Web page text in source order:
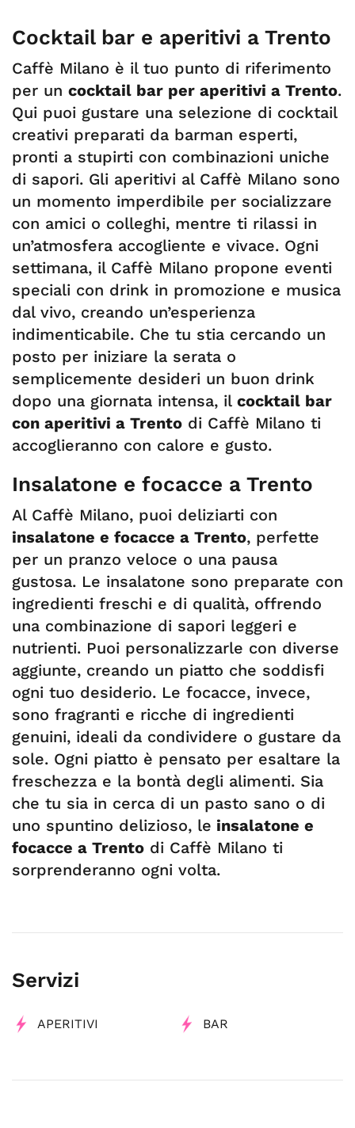
Cocktail bar e aperitivi a Trento
Caffè Milano è il tuo punto di riferimento
per un cocktail bar per aperitivi a Trento.
Qui puoi gustare una selezione di cocktail
creativi preparati da barman esperti,
pronti a stupirti con combinazioni uniche
di sapori. Gli aperitivi al Caffè Milano sono
un momento imperdibile per socializzare
con amici o colleghi, mentre ti rilassi in
un’atmosfera accogliente e vivace. Ogni
settimana, il Caffè Milano propone eventi
speciali con drink in promozione e musica
dal vivo, creando un’esperienza
indimenticabile. Che tu stia cercando un
posto per iniziare la serata o
semplicemente desideri un buon drink
dopo una giornata intensa, il cocktail bar
con aperitivi a Trento di Caffè Milano ti
accoglieranno con calore e gusto.
Insalatone e focacce a Trento
Al Caffè Milano, puoi deliziarti con
insalatone e focacce a Trento, perfette
per un pranzo veloce o una pausa
gustosa. Le insalatone sono preparate con
ingredienti freschi e di qualità, offrendo
una combinazione di sapori leggeri e
nutrienti. Puoi personalizzarle con diverse
aggiunte, creando un piatto che soddisfi
ogni tuo desiderio. Le focacce, invece,
sono fragranti e ricche di ingredienti
genuini, ideali da condividere o gustare da
sole. Ogni piatto è pensato per esaltare la
freschezza e la bontà degli alimenti. Sia
che tu sia in cerca di un pasto sano o di
uno spuntino delizioso, le insalatone e
focacce a Trento di Caffè Milano ti
sorprenderanno ogni volta.
Servizi
APERITIVI BAR